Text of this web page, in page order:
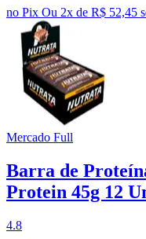
no Pix Ou 2x de R$ 52,45
Mercado Full
Barra de
Protein 45g 12
4.8